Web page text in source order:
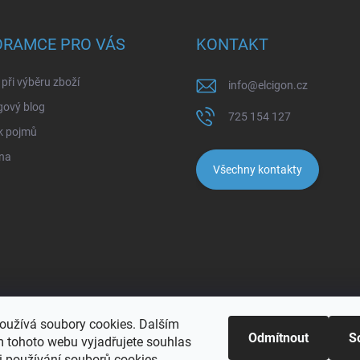
soubory cookies. Dalším
tohoto webu vyjadřujete souhlas
Odmítnout
PRO VÁS
výběru zboží
blog
pojmů
KONTAKT
info@elcigon.cz
725 154 127
Všechny kontakty